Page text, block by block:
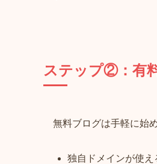
ステップ②：有
無料ブログは手軽に始
独自ドメインが使